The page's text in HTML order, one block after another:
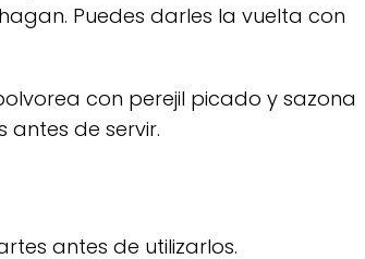
Puedes darles la vuelta con
con perejil picado y sazona
antes de servir.
antes de utilizarlos.